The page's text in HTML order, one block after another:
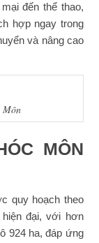
đến thể thao,
hợp ngay trong
và nâng cao
Môn
MÔN
quy hoạch theo
hiện đại, với hơn
924 ha, đáp ứng